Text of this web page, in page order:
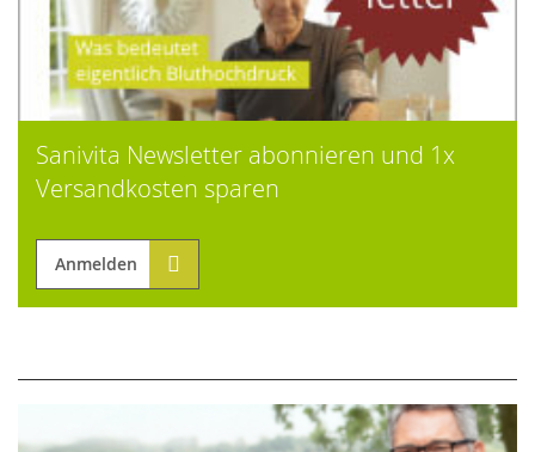
Sanivita Newsletter abonnieren und 1x
Versandkosten sparen
Anmelden